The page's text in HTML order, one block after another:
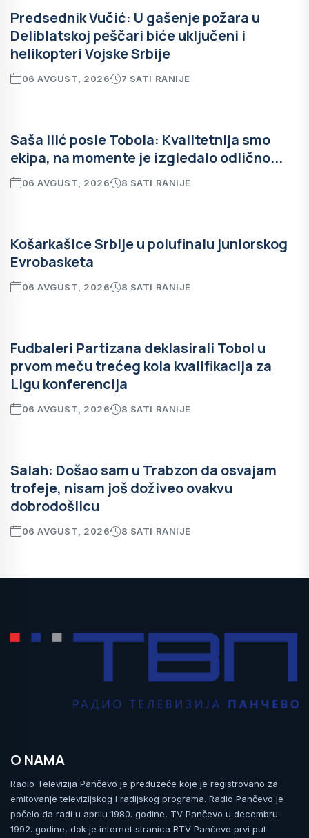
Predsednik Vučić: U gašenje požara u
Deliblatskoj peščari biće uključeni i
helikopteri Vojske Srbije
06 AVGUST, 2026 7 SATI RANIJE
Saša Ilić posle Tobola: Kvalitetnija smo
ekipa, na momente je izgledalo odlično...
06 AVGUST, 2026 8 SATI RANIJE
Košarkašice Srbije u polufinalu juniorskog
Evrobasketa
06 AVGUST, 2026 8 SATI RANIJE
Fudbaleri Partizana deklasirali Tobol u
prvom meču trećeg kola kvalifikacija za
Ligu konferencija
06 AVGUST, 2026 8 SATI RANIJE
Salah: Došao sam u Trabzon da osvajam
trofeje, nisam još doživeo ovakvu
dobrodošlicu
06 AVGUST, 2026 8 SATI RANIJE
O NAMA
Radio Televizija Pančevo je preduzeće koje je registrovano za
emitovanje televizijskog i radijskog programa. Radio Pančevo je
počelo da radi u aprilu 1980. godine, TV Pančevo u decembru
1992. godine, dok je internet stranica RTV Pančevo prvi put